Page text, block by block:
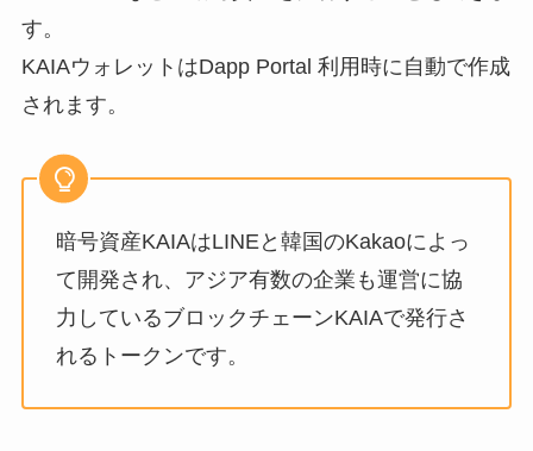
す。
KAIAウォレットはDapp Portal 利用時に自動で作成
されます。
暗号資産KAIAはLINEと韓国のKakaoによっ
て開発され、アジア有数の企業も運営に協
力しているブロックチェーンKAIAで発行さ
れるトークンです。